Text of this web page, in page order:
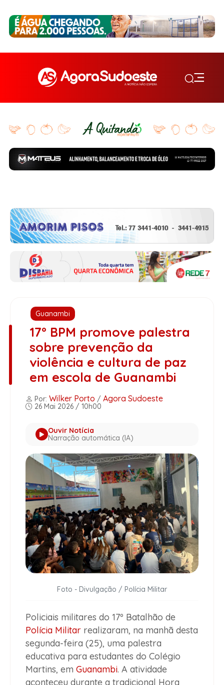
Guanambi
17º BPM promove palestra
sobre prevenção da
violência e cultura de paz
em escola de Guanambi
Por: Wilker Porto / Agora Sudoeste
26 Mai 2026 / 10h00
Ouvir Notícia
Narração automática (IA)
Foto - Divulgação / Polícia Militar
Policiais militares do 17º Batalhão de
Polícia Militar realizaram, na manhã desta
segunda-feira (25), uma palestra
educativa para estudantes do Colégio
Martins, em Guanambi. A atividade
aconteceu durante a tradicional Hora